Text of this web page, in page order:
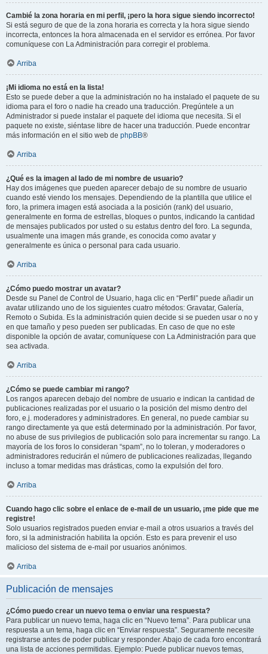
Cambié la zona horaria en mi perfil, ¡pero la hora sigue siendo incorrecto!
Si está seguro de que de la zona horaria es correcta y la hora sigue siendo
incorrecta, entonces la hora almacenada en el servidor es errónea. Por favor
comuníquese con La Administración para corregir el problema.
Arriba
¡Mi idioma no está en la lista!
Esto se puede deber a que la administración no ha instalado el paquete de su
idioma para el foro o nadie ha creado una traducción. Pregúntele a un
Administrador si puede instalar el paquete del idioma que necesita. Si el
paquete no existe, siéntase libre de hacer una traducción. Puede encontrar
más información en el sitio web de phpBB®
Arriba
¿Qué es la imagen al lado de mi nombre de usuario?
Hay dos imágenes que pueden aparecer debajo de su nombre de usuario
cuando esté viendo los mensajes. Dependiendo de la plantilla que utilice el
foro, la primera imagen está asociada a la posición (rank) del usuario,
generalmente en forma de estrellas, bloques o puntos, indicando la cantidad
de mensajes publicados por usted o su estatus dentro del foro. La segunda,
usualmente una imagen más grande, es conocida como avatar y
generalmente es única o personal para cada usuario.
Arriba
¿Cómo puedo mostrar un avatar?
Desde su Panel de Control de Usuario, haga clic en “Perfil” puede añadir un
avatar utilizando uno de los siguientes cuatro métodos: Gravatar, Galería,
Remoto o Subida. Es la administración quien decide si se pueden usar o no y
en que tamaño y peso pueden ser publicadas. En caso de que no este
disponible la opción de avatar, comuníquese con La Administración para que
sea activada.
Arriba
¿Cómo se puede cambiar mi rango?
Los rangos aparecen debajo del nombre de usuario e indican la cantidad de
publicaciones realizadas por el usuario o la posición del mismo dentro del
foro, e.j. moderadores y administradores. En general, no puede cambiar su
rango directamente ya que está determinado por la administración. Por favor,
no abuse de sus privilegios de publicación solo para incrementar su rango. La
mayoría de los foros lo consideran “spam”, no lo toleran, y moderadores o
administradores reducirán el número de publicaciones realizadas, llegando
incluso a tomar medidas mas drásticas, como la expulsión del foro.
Arriba
Cuando hago clic sobre el enlace de e-mail de un usuario, ¡me pide que me
registre!
Solo usuarios registrados pueden enviar e-mail a otros usuarios a través del
foro, si la administración habilita la opción. Esto es para prevenir el uso
malicioso del sistema de e-mail por usuarios anónimos.
Arriba
Publicación de mensajes
¿Cómo puedo crear un nuevo tema o enviar una respuesta?
Para publicar un nuevo tema, haga clic en “Nuevo tema”. Para publicar una
respuesta a un tema, haga clic en “Enviar respuesta”. Seguramente necesite
registrarse antes de poder publicar y responder. Abajo de cada foro encontrará
una lista de acciones permitidas. Ejemplo: Puede publicar nuevos temas,